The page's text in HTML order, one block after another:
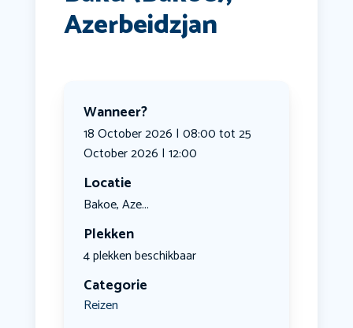
Azerbeidzjan
Wanneer?
18 October 2026 | 08:00 tot 25
October 2026 | 12:00
Locatie
Bakoe, Aze...
Plekken
4 plekken beschikbaar
Categorie
Reizen